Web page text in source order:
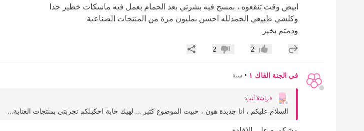
ابيض وقت تنقعوه ، بمسح فيه بشرتي بعد الحمام بعمل فيه ماسكات خطير جدا
وكلشي طبيعي الحمدلله احسن بمليون مرة من المنتجات الصناعية
ودمتم بخير
إضافة رد جديد
إعجاب2 عدم إعجاب
2 مشاركة
في الجنة القاك ١ • سنة
فراشةٌ أنتِ:
السلام عليكم ، انا جديدة هون ، حبيت الموضوع كتير ... لهيك حابة احكيلكم تجربتي بمنتجات العناية...